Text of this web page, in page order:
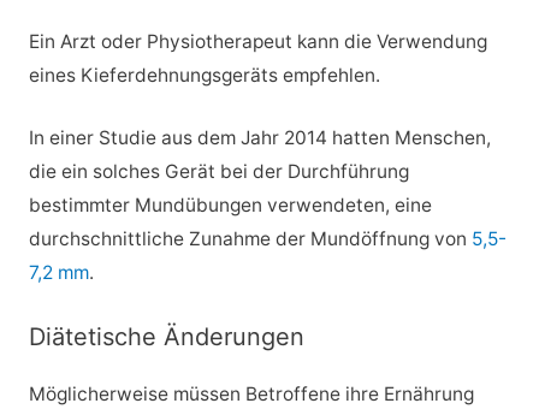
Ein Arzt oder Physiotherapeut kann die Verwendung
eines Kieferdehnungsgeräts empfehlen.
In einer Studie aus dem Jahr 2014 hatten Menschen,
die ein solches Gerät bei der Durchführung
bestimmter Mundübungen verwendeten, eine
durchschnittliche Zunahme der Mundöffnung von 5,5-
7,2 mm.
Diätetische Änderungen
Möglicherweise müssen Betroffene ihre Ernährung